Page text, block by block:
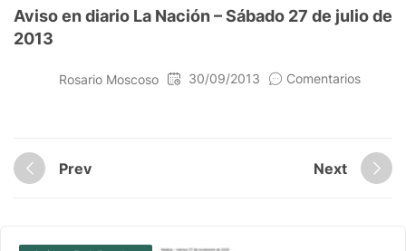
Aviso en diario La Nación – Sábado 27 de julio de
2013
Rosario Moscoso 30/09/2013 Comentarios
Prev Next